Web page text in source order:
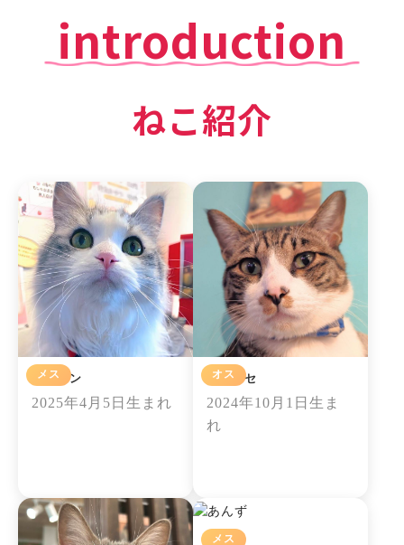
introduction
ねこ紹介
スプーン
メス
2025年4月5日生まれ
グラッセ
オス
2024年10月1日生ま
れ
メス